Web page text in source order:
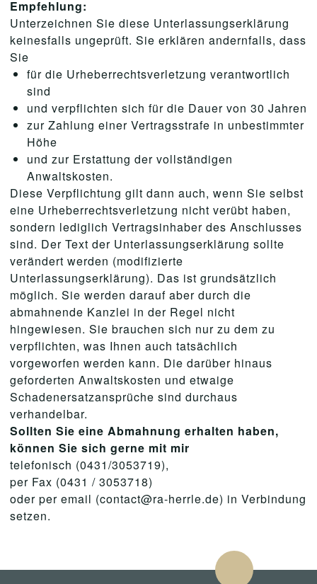
Empfehlung:
Unterzeichnen Sie diese Unterlassungserklärung
keinesfalls ungeprüft. Sie erklären andernfalls, dass
Sie
für die Urheberrechtsverletzung verantwortlich
sind
und verpflichten sich für die Dauer von 30 Jahren
zur Zahlung einer Vertragsstrafe in unbestimmter
Höhe
und zur Erstattung der vollständigen
Anwaltskosten.
Diese Verpflichtung gilt dann auch, wenn Sie selbst
eine Urheberrechtsverletzung nicht verübt haben,
sondern lediglich Vertragsinhaber des Anschlusses
sind. Der Text der Unterlassungserklärung sollte
verändert werden (modifizierte
Unterlassungserklärung). Das ist grundsätzlich
möglich. Sie werden darauf aber durch die
abmahnende Kanzlei in der Regel nicht
hingewiesen. Sie brauchen sich nur zu dem zu
verpflichten, was Ihnen auch tatsächlich
vorgeworfen werden kann. Die darüber hinaus
geforderten Anwaltskosten und etwaige
Schadenersatzansprüche sind durchaus
verhandelbar.
Sollten Sie eine Abmahnung erhalten haben,
können Sie sich gerne mit mir
telefonisch (0431/3053719),
per Fax (0431 / 3053718)
oder per email (contact@ra-herrle.de) in Verbindung
setzen.